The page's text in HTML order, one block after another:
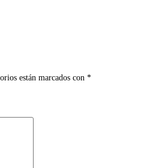
están marcados con *